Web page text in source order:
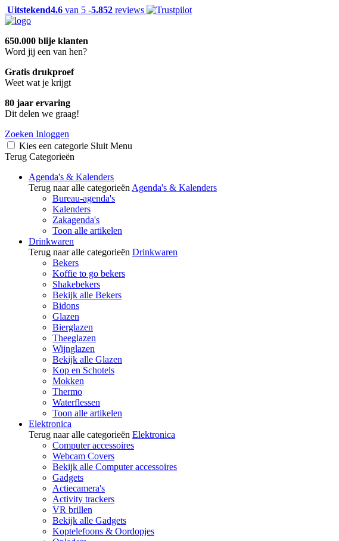
Uitstekend4.6 van 5 -5.852 reviews
650.000 blije klanten
Word jij een van hen?
Gratis drukproef
Weet wat je krijgt
80 jaar ervaring
Dit delen we graag!
Zoeken Inloggen
Kies een categorie Sluit Menu
Terug Categorieën
Agenda's & Kalenders
Terug naar alle categorieën Agenda's & Kalenders
Bureau-agenda's
Kalenders
Zakagenda's
Toon alle artikelen
Drinkwaren
Terug naar alle categorieën Drinkwaren
Bekers
Koffie to go bekers
Shakebekers
Bekijk alle Bekers
Bidons
Glazen
Bierglazen
Theeglazen
Wijnglazen
Bekijk alle Glazen
Kop en Schotels
Mokken
Thermo
Waterflessen
Toon alle artikelen
Elektronica
Terug naar alle categorieën Elektronica
Computer accessoires
Webcam Covers
Bekijk alle Computer accessoires
Gadgets
Actiecamera's
Activity trackers
VR brillen
Bekijk alle Gadgets
Koptelefoons & Oordopjes